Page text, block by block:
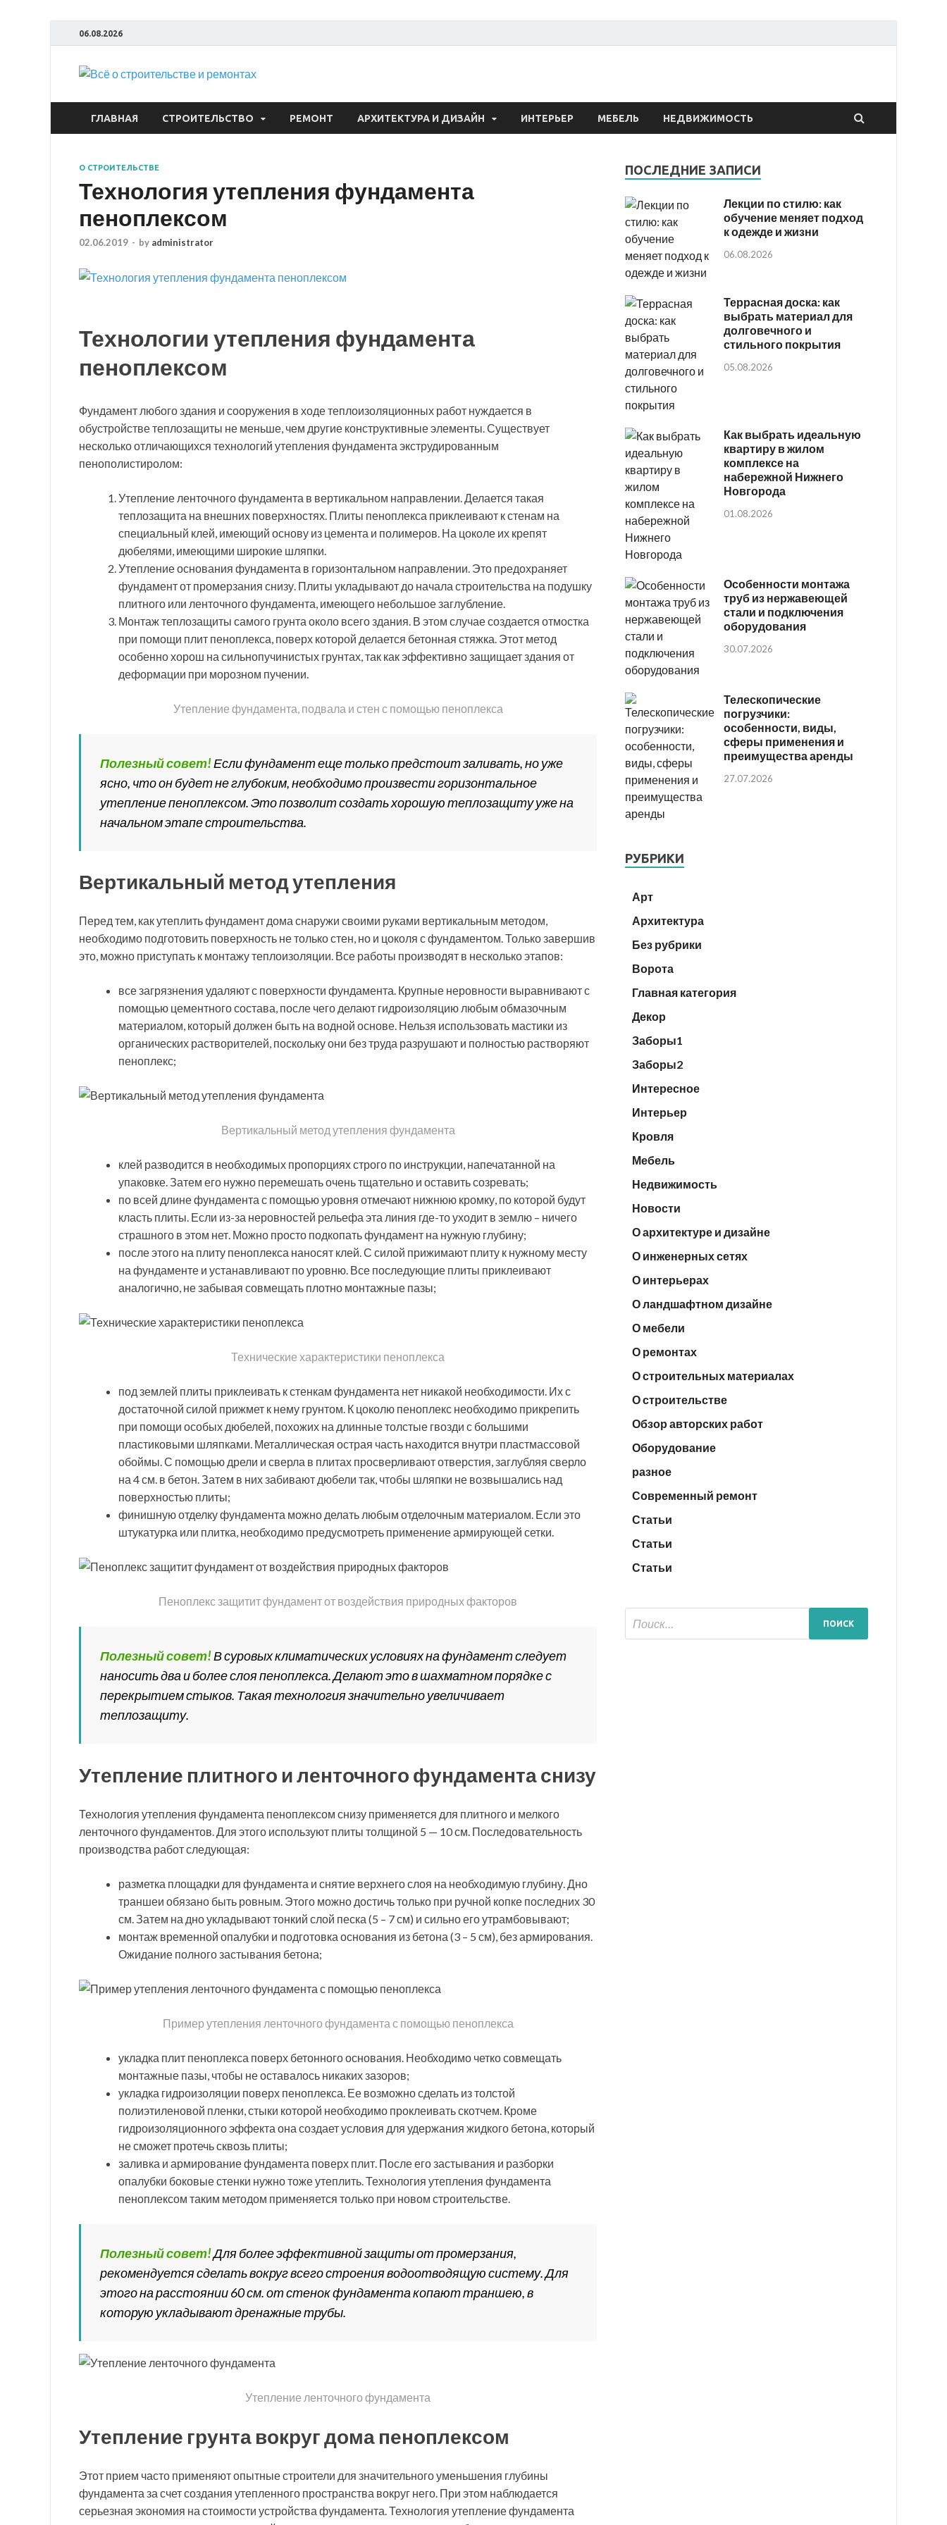
06.08.2026
Всё о строительстве и ремонтах
ГЛАВНАЯ СТРОИТЕЛЬСТВО РЕМОНТ АРХИТЕКТУРА И ДИЗАЙН ИНТЕРЬЕР МЕБЕЛЬ НЕДВИЖИМОСТЬ
О СТРОИТЕЛЬСТВЕ
Технология утепления фундамента
пеноплексом
02.06.2019 - by administrator
Технологии утепления фундамента
пеноплексом
Фундамент любого здания и сооружения в ходе теплоизоляционных работ нуждается в
обустройстве теплозащиты не меньше, чем другие конструктивные элементы. Существует
несколько отличающихся технологий утепления фундамента экструдированным
пенополистиролом:
Утепление ленточного фундамента в вертикальном направлении. Делается такая
теплозащита на внешних поверхностях. Плиты пеноплекса приклеивают к стенам на
специальный клей, имеющий основу из цемента и полимеров. На цоколе их крепят
дюбелями, имеющими широкие шляпки.
Утепление основания фундамента в горизонтальном направлении. Это предохраняет
фундамент от промерзания снизу. Плиты укладывают до начала строительства на подушку
плитного или ленточного фундамента, имеющего небольшое заглубление.
Монтаж теплозащиты самого грунта около всего здания. В этом случае создается отмостка
при помощи плит пеноплекса, поверх которой делается бетонная стяжка. Этот метод
особенно хорош на сильнопучинистых грунтах, так как эффективно защищает здания от
деформации при морозном пучении.
Утепление фундамента, подвала и стен с помощью пеноплекса
Полезный совет!Если фундамент еще только предстоит заливать, но уже
ясно, что он будет не глубоким, необходимо произвести горизонтальное
утепление пеноплексом. Это позволит создать хорошую теплозащиту уже на
начальном этапе строительства.
Вертикальный метод утепления
Перед тем, как утеплить фундамент дома снаружи своими руками вертикальным методом,
необходимо подготовить поверхность не только стен, но и цоколя с фундаментом. Только завершив
это, можно приступать к монтажу теплоизоляции. Все работы производят в несколько этапов:
все загрязнения удаляют с поверхности фундамента. Крупные неровности выравнивают с
помощью цементного состава, после чего делают гидроизоляцию любым обмазочным
материалом, который должен быть на водной основе. Нельзя использовать мастики из
органических растворителей, поскольку они без труда разрушают и полностью растворяют
пеноплекс;
Вертикальный метод утепления фундамента
клей разводится в необходимых пропорциях строго по инструкции, напечатанной на
упаковке. Затем его нужно перемешать очень тщательно и оставить созревать;
по всей длине фундамента с помощью уровня отмечают нижнюю кромку, по которой будут
класть плиты. Если из-за неровностей рельефа эта линия где-то уходит в землю – ничего
страшного в этом нет. Можно просто подкопать фундамент на нужную глубину;
после этого на плиту пеноплекса наносят клей. С силой прижимают плиту к нужному месту
на фундаменте и устанавливают по уровню. Все последующие плиты приклеивают
аналогично, не забывая совмещать плотно монтажные пазы;
Технические характеристики пеноплекса
под землей плиты приклеивать к стенкам фундамента нет никакой необходимости. Их с
достаточной силой прижмет к нему грунтом. К цоколю пеноплекс необходимо прикрепить
при помощи особых дюбелей, похожих на длинные толстые гвозди с большими
пластиковыми шляпками. Металлическая острая часть находится внутри пластмассовой
обоймы. С помощью дрели и сверла в плитах просверливают отверстия, заглубляя сверло
на 4 см. в бетон. Затем в них забивают дюбели так, чтобы шляпки не возвышались над
поверхностью плиты;
финишную отделку фундамента можно делать любым отделочным материалом. Если это
штукатурка или плитка, необходимо предусмотреть применение армирующей сетки.
Пеноплекс защитит фундамент от воздействия природных факторов
Полезный совет!В суровых климатических условиях на фундамент следует
наносить два и более слоя пеноплекса. Делают это в шахматном порядке с
перекрытием стыков. Такая технология значительно увеличивает
теплозащиту.
Утепление плитного и ленточного фундамента снизу
Технология утепления фундамента пеноплексом снизу применяется для плитного и мелкого
ленточного фундаментов. Для этого используют плиты толщиной 5 — 10 см. Последовательность
производства работ следующая:
разметка площадки для фундамента и снятие верхнего слоя на необходимую глубину. Дно
траншеи обязано быть ровным. Этого можно достичь только при ручной копке последних 30
см. Затем на дно укладывают тонкий слой песка (5 – 7 см) и сильно его утрамбовывают;
монтаж временной опалубки и подготовка основания из бетона (3 – 5 см), без армирования.
Ожидание полного застывания бетона;
Пример утепления ленточного фундамента с помощью пеноплекса
укладка плит пеноплекса поверх бетонного основания. Необходимо четко совмещать
монтажные пазы, чтобы не оставалось никаких зазоров;
укладка гидроизоляции поверх пеноплекса. Ее возможно сделать из толстой
полиэтиленовой пленки, стыки которой необходимо проклеивать скотчем. Кроме
гидроизоляционного эффекта она создает условия для удержания жидкого бетона, который
не сможет протечь сквозь плиты;
заливка и армирование фундамента поверх плит. После его застывания и разборки
опалубки боковые стенки нужно тоже утеплить. Технология утепления фундамента
пеноплексом таким методом применяется только при новом строительстве.
Полезный совет!Для более эффективной защиты от промерзания,
рекомендуется сделать вокруг всего строения водоотводящую систему. Для
этого на расстоянии 60 см. от стенок фундамента копают траншею, в
которую укладывают дренажные трубы.
Утепление ленточного фундамента
Утепление грунта вокруг дома пеноплексом
Этот прием часто применяют опытные строители для значительного уменьшения глубины
фундамента за счет создания утепленного пространства вокруг него. При этом наблюдается
серьезная экономия на стоимости устройства фундамента. Технология утепление фундамента
ПОСЛЕДНИЕ ЗАПИСИ
Лекции по стилю: как
обучение меняет подход
к одежде и жизни
06.08.2026
Террасная доска: как
выбрать материал для
долговечного и
стильного покрытия
05.08.2026
Как выбрать идеальную
квартиру в жилом
комплексе на
набережной Нижнего
Новгорода
01.08.2026
Особенности монтажа
труб из нержавеющей
стали и подключения
оборудования
30.07.2026
Телескопические
погрузчики:
особенности, виды,
сферы применения и
преимущества аренды
27.07.2026
РУБРИКИ
Арт
Архитектура
Без рубрики
Ворота
Главная категория
Декор
Заборы1
Заборы2
Интересное
Интерьер
Кровля
Мебель
Недвижимость
Новости
О архитектуре и дизайне
О инженерных сетях
О интерьерах
О ландшафтном дизайне
О мебели
О ремонтах
О строительных материалах
О строительстве
Обзор авторских работ
Оборудование
разное
Современный ремонт
Статьи
Статьи
Статьи